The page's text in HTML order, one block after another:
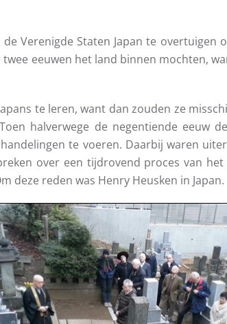
Verenigde Staten Japan te
eeuwen het land binnen mochten,
te leren, want dan zouden ze
halverwege de negentiende eeuw
te voeren. Daarbij waren
over een tijdrovend proces van
deze reden was Henry Heusken in Japan.